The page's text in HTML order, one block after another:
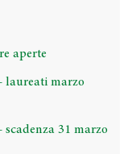
aperte
laureati marzo
31 marzo